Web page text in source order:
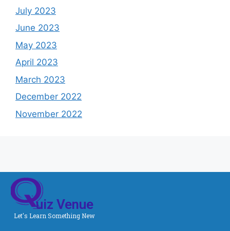
July 2023
June 2023
May 2023
April 2023
March 2023
December 2022
November 2022
Let's Learn Something New
uiz Venue